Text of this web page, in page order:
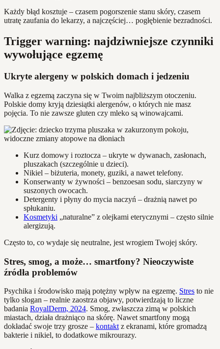
Każdy błąd kosztuje – czasem pogorszenie stanu skóry, czasem
utratę zaufania do lekarzy, a najczęściej… pogłębienie bezradności.
Trigger warning: najdziwniejsze czynniki
wywołujące egzemę
Ukryte alergeny w polskich domach i jedzeniu
Walka z egzemą zaczyna się w Twoim najbliższym otoczeniu.
Polskie domy kryją dziesiątki alergenów, o których nie masz
pojęcia. To nie zawsze gluten czy mleko są winowajcami.
Kurz domowy i roztocza – ukryte w dywanach, zasłonach,
pluszakach (szczególnie u dzieci).
Nikiel – biżuteria, monety, guziki, a nawet telefony.
Konserwanty w żywności – benzoesan sodu, siarczyny w
suszonych owocach.
Detergenty i płyny do mycia naczyń – drażnią nawet po
spłukaniu.
Kosmetyki „naturalne” z olejkami eterycznymi – często silnie
alergizują.
Często to, co wydaje się neutralne, jest wrogiem Twojej skóry.
Stres, smog, a może… smartfony? Nieoczywiste
źródła problemów
Psychika i środowisko mają potężny wpływ na egzemę. Stres to nie
tylko slogan – realnie zaostrza objawy, potwierdzają to liczne
badania RoyalDerm, 2024. Smog, zwłaszcza zimą w polskich
miastach, działa drażniąco na skórę. Nawet smartfony mogą
dokładać swoje trzy grosze – kontaktz ekranami, które gromadzą
bakterie i nikiel, to dodatkowe mikrourazy.